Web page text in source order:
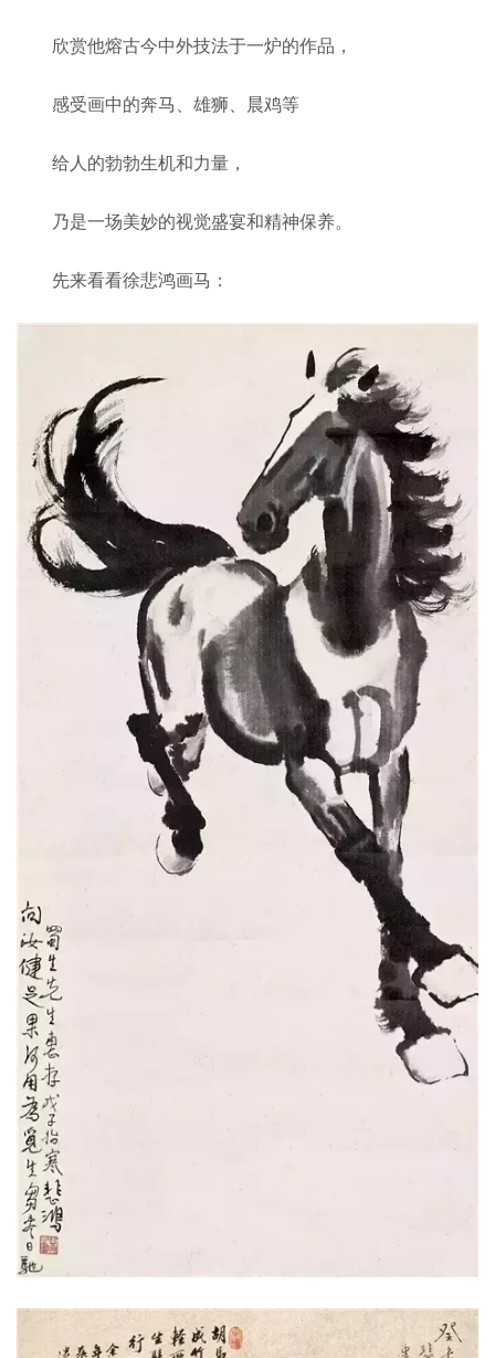
欣赏他熔古今中外技法于一炉的作品，
感受画中的奔马、雄狮、晨鸡等
给人的勃勃生机和力量，
乃是一场美妙的视觉盛宴和精神保养。
先来看看徐悲鸿画马：